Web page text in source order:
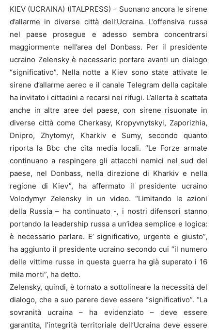
KIEV (UCRAINA) (ITALPRESS) – Suonano ancora le sirene
d’allarme in diverse città dell’Ucraina. L’offensiva russa
nel paese prosegue e adesso sembra concentrarsi
maggiormente nell’area del Donbass. Per il presidente
ucraino Zelensky è necessario portare avanti un dialogo
“significativo”. Nella notte a Kiev sono state attivate le
sirene d’allarme aereo e il canale Telegram della capitale
ha invitato i cittadini a recarsi nei rifugi. L’allerta è scattata
anche in altre aree del paese, con sirene risuonate in
diverse città come Cherkasy, Kropyvnytskyi, Zaporizhia,
Dnipro, Zhytomyr, Kharkiv e Sumy, secondo quanto
riporta la Bbc che cita media locali. “Le Forze armate
continuano a respingere gli attacchi nemici nel sud del
paese, nel Donbass, nella direzione di Kharkiv e nella
regione di Kiev”, ha affermato il presidente ucraino
Volodymyr Zelensky in un video. “Limitando le azioni
della Russia – ha continuato -, i nostri difensori stanno
portando la leadership russa a un’idea semplice e logica:
è necessario parlare. E’ significativo, urgente e giusto”,
ha aggiunto il presidente ucraino secondo cui “il numero
delle vittime russe in questa guerra ha già superato i 16
mila morti”, ha detto.
Zelensky, quindi, è tornato a sottolineare la necessità del
dialogo, che a suo parere deve essere “significativo”. “La
sovranità ucraina – ha evidenziato – deve essere
garantita, l’integrità territoriale dell’Ucraina deve essere